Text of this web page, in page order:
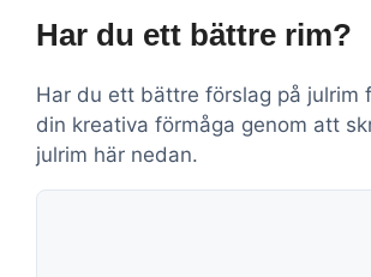
Har du ett bättre rim?
Har du ett bättre förslag på julrim
din kreativa förmåga genom att
julrim här nedan.
Kommentar